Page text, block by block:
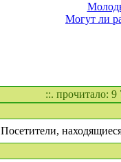
Могут ли
::. прочитало: 9
Посетители,